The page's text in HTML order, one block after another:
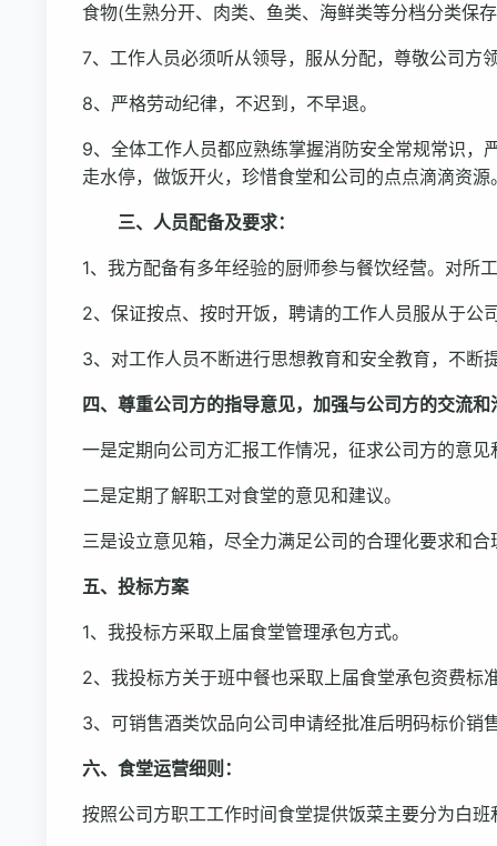
食物(生熟分开、肉类、鱼类、海鲜类等分档分类保
7、工作人员必须听从领导，服从分配，尊敬公司方
8、严格劳动纪律，不迟到，不早退。
9、全体工作人员都应熟练掌握消防安全常规常识，
走水停，做饭开火，珍惜食堂和公司的点点滴滴资源
三、人员配备及要求：
1、我方配备有多年经验的厨师参与餐饮经营。对所
2、保证按点、按时开饭，聘请的工作人员服从于公
3、对工作人员不断进行思想教育和安全教育，不断
四、尊重公司方的指导意见，加强与公司方的交流和
一是定期向公司方汇报工作情况，征求公司方的意见
二是定期了解职工对食堂的意见和建议。
三是设立意见箱，尽全力满足公司的合理化要求和
五、投标方案
1、我投标方采取上届食堂管理承包方式。
2、我投标方关于班中餐也采取上届食堂承包资费标
3、可销售酒类饮品向公司申请经批准后明码标价销
六、食堂运营细则：
按照公司方职工工作时间食堂提供饭菜主要分为白